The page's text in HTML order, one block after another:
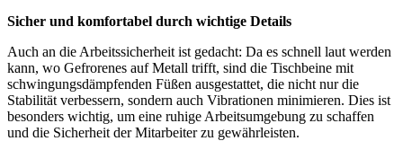
Sicher und komfortabel durch wichtige Details
Auch an die Arbeitssicherheit ist gedacht: Da es schnell laut werden
kann, wo Gefrorenes auf Metall trifft, sind die Tischbeine mit
schwingungsdämpfenden Füßen ausgestattet, die nicht nur die
Stabilität verbessern, sondern auch Vibrationen minimieren. Dies ist
besonders wichtig, um eine ruhige Arbeitsumgebung zu schaffen
und die Sicherheit der Mitarbeiter zu gewährleisten.